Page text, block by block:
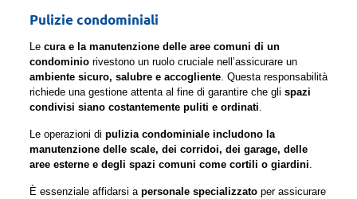
Pulizie condominiali
Le cura e la manutenzione delle aree comuni di un
condominiorivestono un ruolo cruciale nell’assicurare un
ambiente sicuro, salubre e accogliente. Questa responsabilità
richiede una gestione attenta al fine di garantire che gli spazi
condivisi siano costantemente puliti e ordinati.
Le operazioni di pulizia condominiale includono la
manutenzione delle scale, dei corridoi, dei garage, delle
aree esterne e degli spazi comuni come cortili o giardini.
È essenziale affidarsi a personale specializzatoper assicurare